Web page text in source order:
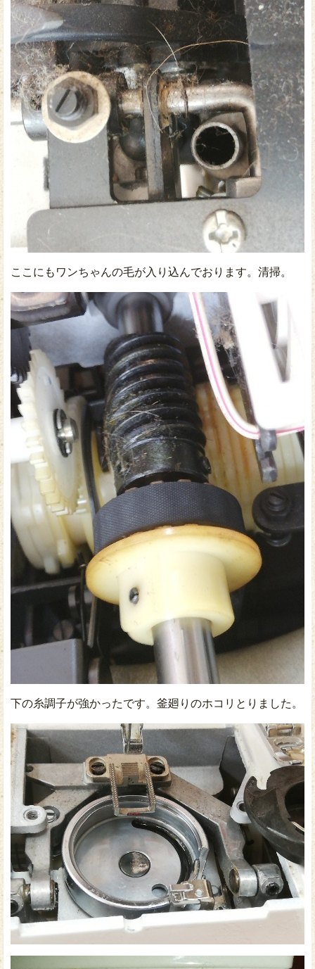
ここにもワンちゃんの毛が入り込んでおります。清掃。
下の糸調子が強かったです。釜廻りのホコリとりました。